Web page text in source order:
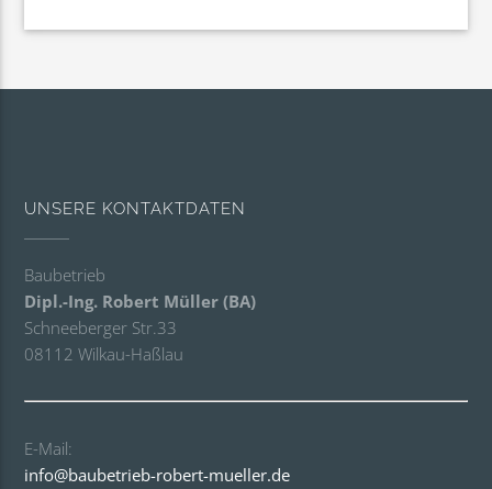
UNSERE KONTAKTDATEN
Baubetrieb
Dipl.-Ing. Robert Müller (BA)
Schneeberger Str.33
08112 Wilkau-Haßlau
E-Mail:
info@baubetrieb-robert-mueller.de